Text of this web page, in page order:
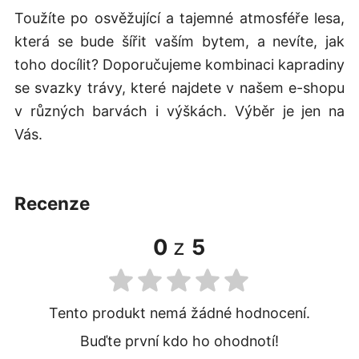
Toužíte po osvěžující a tajemné atmosféře lesa,
která se bude šířit vaším bytem, a nevíte, jak
toho docílit? Doporučujeme kombinaci kapradiny
se svazky trávy, které najdete v našem e-shopu
v různých barvách i výškách. Výběr je jen na
Vás.
recenze
0 z 5
Tento produkt nemá žádné hodnocení.
Buďte první kdo ho ohodnotí!